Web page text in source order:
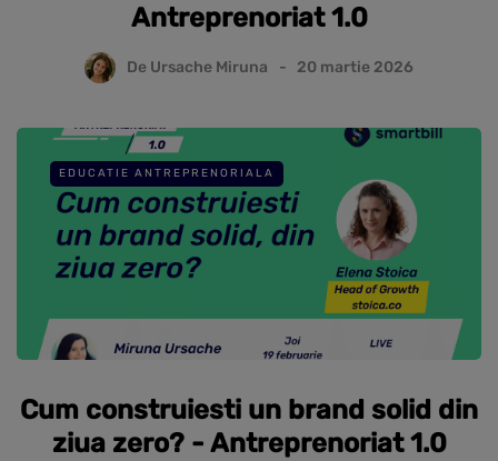
Antreprenoriat 1.0
De Ursache Miruna 20 martie 2026
EDUCATIE ANTREPRENORIALA
Cum construiesti un brand solid din
ziua zero? - Antreprenoriat 1.0